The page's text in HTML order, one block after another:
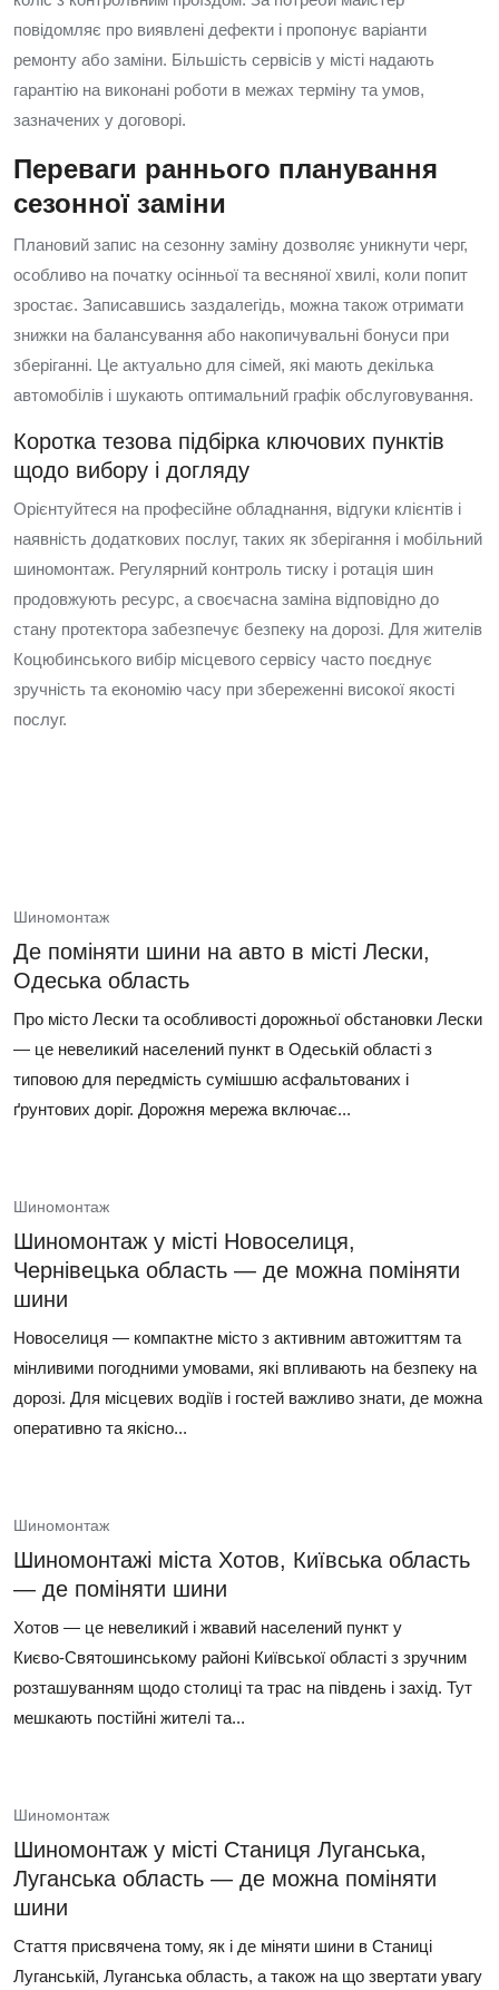
повідомляє про виявлені дефекти і пропонує варіанти
ремонту або заміни. Більшість сервісів у місті надають
гарантію на виконані роботи в межах терміну та умов,
зазначених у договорі.
Переваги раннього планування
сезонної заміни
Плановий запис на сезонну заміну дозволяє уникнути черг,
особливо на початку осінньої та весняної хвилі, коли попит
зростає. Записавшись заздалегідь, можна також отримати
знижки на балансування або накопичувальні бонуси при
зберіганні. Це актуально для сімей, які мають декілька
автомобілів і шукають оптимальний графік обслуговування.
Коротка тезова підбірка ключових пунктів
щодо вибору і догляду
Орієнтуйтеся на професійне обладнання, відгуки клієнтів і
наявність додаткових послуг, таких як зберігання і мобільний
шиномонтаж. Регулярний контроль тиску і ротація шин
продовжують ресурс, а своєчасна заміна відповідно до
стану протектора забезпечує безпеку на дорозі. Для жителів
Коцюбинського вибір місцевого сервісу часто поєднує
зручність та економію часу при збереженні високої якості
послуг.
Шиномонтаж
Де поміняти шини на авто в місті Лески,
Одеська область
Про місто Лески та особливості дорожньої обстановки Лески
— це невеликий населений пункт в Одеській області з
типовою для передмість сумішшю асфальтованих і
ґрунтових доріг. Дорожня мережа включає...
Шиномонтаж
Шиномонтаж у місті Новоселиця,
Чернівецька область — де можна поміняти
шини
Новоселиця — компактне місто з активним автожиттям та
мінливими погодними умовами, які впливають на безпеку на
дорозі. Для місцевих водіїв і гостей важливо знати, де можна
оперативно та якісно...
Шиномонтаж
Шиномонтажі міста Хотов, Київська область
— де поміняти шини
Хотов — це невеликий і жвавий населений пункт у
Києво‑Святошинському районі Київської області з зручним
розташуванням щодо столиці та трас на південь і захід. Тут
мешкають постійні жителі та...
Шиномонтаж
Шиномонтаж у місті Станиця Луганська,
Луганська область — де можна поміняти
шини
Стаття присвячена тому, як і де міняти шини в Станиці
Луганській, Луганська область, а також на що звертати увагу